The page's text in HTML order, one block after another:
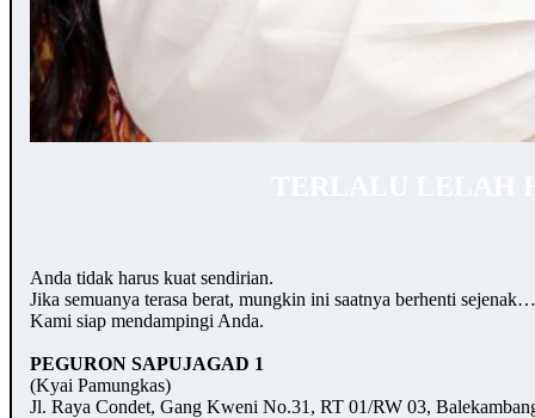
Anda tidak harus kuat sendirian.
Jika semuanya terasa berat, mungkin ini saatnya berhenti
Kami siap mendampingi Anda.
PEGURON SAPUJAGAD 1
(Kyai Pamungkas)
Jl. Raya Condet, Gang Kweni No.31, RT 01/RW 03,